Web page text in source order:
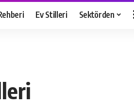
Ev Stilleri Sektörden